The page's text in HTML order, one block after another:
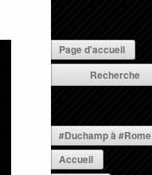
Page d'accueil
#Duchamp à #Rome
Accueil